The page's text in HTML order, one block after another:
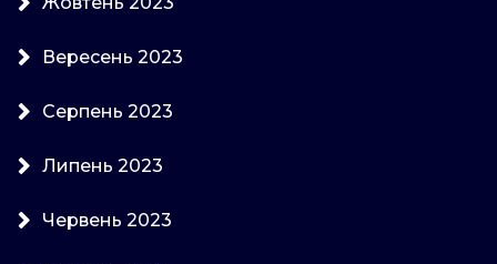
Вересень 2023
Серпень 2023
Липень 2023
Червень 2023